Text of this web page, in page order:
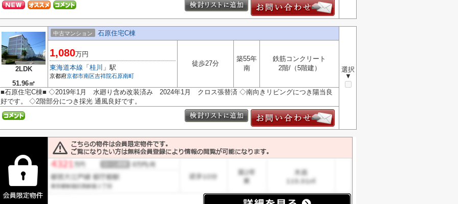
2LDK
51.96㎡
中古マンション 石原住宅C棟
選択
▼
1,080万円
東海道本線 「 桂川 」駅
京都府京都市南区吉祥院石原南町
徒歩27分
築55年
南
鉄筋コンクリート
2階/（5階建）
■石原住宅C棟■ ◇2019年1月 水廻り含め改装済み 2024年1月 クロス張替済 ◇南向きリビングにつき陽当良
好です。 ◇2階部分につき採光 通風良好です。